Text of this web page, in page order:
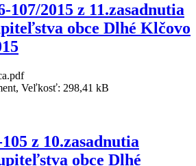
107/2015 z 11.zasadnutia
obce Dlhé Klčovo
Veľkosť: 298,41 kB
z 10.zasadnutia
obce Dlhé